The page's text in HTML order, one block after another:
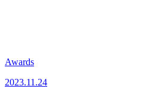
Awards
2023.11.24